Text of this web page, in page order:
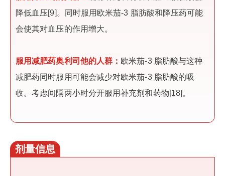
降低血压[9]。同时服用欧米茄-3 脂肪酸和降压药可能
会使其对血压的作用增大。
服用减肥药奥利司他的人群： 欧米茄-3 脂肪酸与这种
减肥药同时服用可能会减少对欧米茄-3 脂肪酸的吸
收。考虑间隔两小时分开服用补充剂和药物[18]。
剂量信息